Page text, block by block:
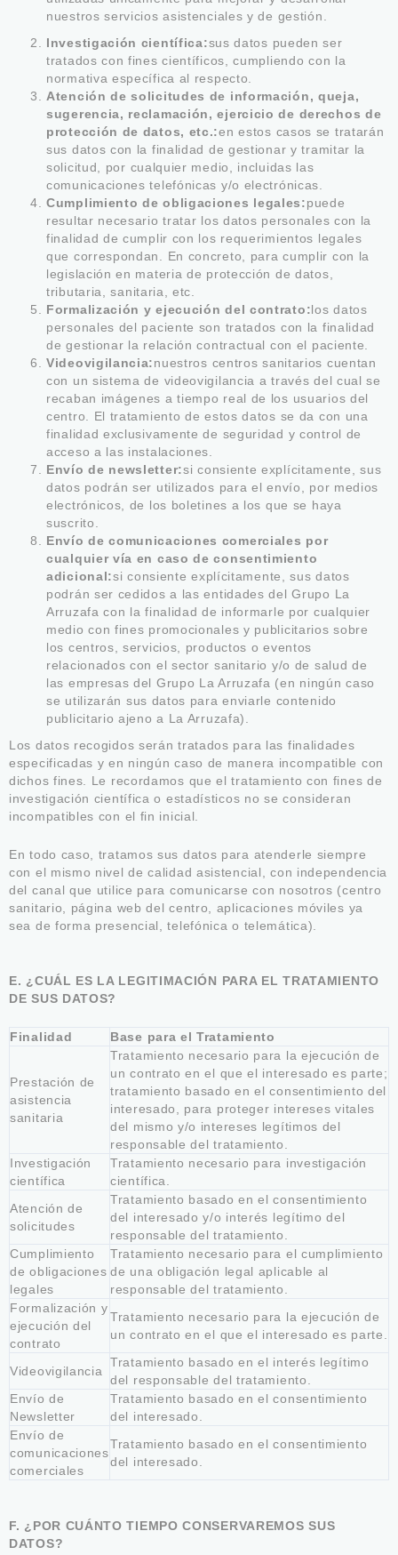
nuestros servicios asistenciales y de gestión.
Investigación científica:sus datos pueden ser
tratados con fines científicos, cumpliendo con la
normativa específica al respecto.
Atención de solicitudes de información, queja,
sugerencia, reclamación, ejercicio de derechos de
protección de datos, etc.:en estos casos se tratarán
sus datos con la finalidad de gestionar y tramitar la
solicitud, por cualquier medio, incluidas las
comunicaciones telefónicas y/o electrónicas.
Cumplimiento de obligaciones legales:puede
resultar necesario tratar los datos personales con la
finalidad de cumplir con los requerimientos legales
que correspondan. En concreto, para cumplir con la
legislación en materia de protección de datos,
tributaria, sanitaria, etc.
Formalización y ejecución del contrato:los datos
personales del paciente son tratados con la finalidad
de gestionar la relación contractual con el paciente.
Videovigilancia:nuestros centros sanitarios cuentan
con un sistema de videovigilancia a través del cual se
recaban imágenes a tiempo real de los usuarios del
centro. El tratamiento de estos datos se da con una
finalidad exclusivamente de seguridad y control de
acceso a las instalaciones.
Envío de newsletter:si consiente explícitamente, sus
datos podrán ser utilizados para el envío, por medios
electrónicos, de los boletines a los que se haya
suscrito.
Envío de comunicaciones comerciales por
cualquier vía en caso de consentimiento
adicional:si consiente explícitamente, sus datos
podrán ser cedidos a las entidades del Grupo La
Arruzafa con la finalidad de informarle por cualquier
medio con fines promocionales y publicitarios sobre
los centros, servicios, productos o eventos
relacionados con el sector sanitario y/o de salud de
las empresas del Grupo La Arruzafa (en ningún caso
se utilizarán sus datos para enviarle contenido
publicitario ajeno a La Arruzafa).
Los datos recogidos serán tratados para las finalidades
especificadas y en ningún caso de manera incompatible con
dichos fines. Le recordamos que el tratamiento con fines de
investigación científica o estadísticos no se consideran
incompatibles con el fin inicial.
En todo caso, tratamos sus datos para atenderle siempre
con el mismo nivel de calidad asistencial, con independencia
del canal que utilice para comunicarse con nosotros (centro
sanitario, página web del centro, aplicaciones móviles ya
sea de forma presencial, telefónica o telemática).
E. ¿CUÁL ES LA LEGITIMACIÓN PARA EL TRATAMIENTO
DE SUS DATOS?
Finalidad Base para el Tratamiento
Prestación de
asistencia
sanitaria
Tratamiento necesario para la ejecución de
un contrato en el que el interesado es parte;
tratamiento basado en el consentimiento del
interesado, para proteger intereses vitales
del mismo y/o intereses legítimos del
responsable del tratamiento.
Investigación
científica
Tratamiento necesario para investigación
científica.
Atención de
solicitudes
Tratamiento basado en el consentimiento
del interesado y/o interés legítimo del
responsable del tratamiento.
Cumplimiento
de obligaciones
legales
Tratamiento necesario para el cumplimiento
de una obligación legal aplicable al
responsable del tratamiento.
Formalización y
ejecución del
contrato
Tratamiento necesario para la ejecución de
un contrato en el que el interesado es parte.
Videovigilancia
Tratamiento basado en el interés legítimo
del responsable del tratamiento.
Envío de
Newsletter
Tratamiento basado en el consentimiento
del interesado.
Envío de
comunicaciones
comerciales
Tratamiento basado en el consentimiento
del interesado.
F. ¿POR CUÁNTO TIEMPO CONSERVAREMOS SUS
DATOS?